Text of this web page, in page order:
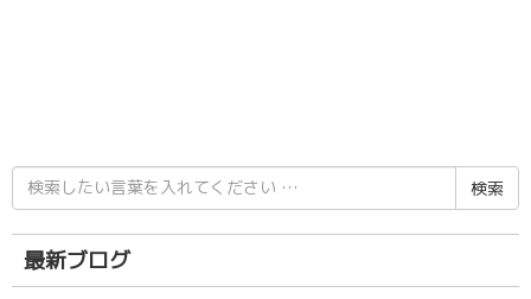
検
索
結
果:
最新ブログ